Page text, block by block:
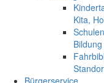
Kita,
Schulen
Bürgerservice